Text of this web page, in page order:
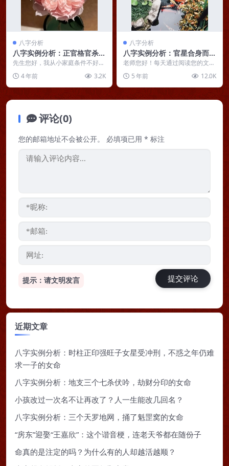
八字分析
八字实例分析：正官格官杀混
杂不见印星，感情错判难斩情
丝
先生您好，我从小家庭条件不好，
学历，但是工作不好，...
4 年前 3.2K
八字分析
八字实例分析：官星合身而身
弱的正官格男命，职场压力重
重
老师您好！每天通过阅读您的文
解。人生既然是一场修行，...
5 年前 12.0K
评论(0)
提示：请文明发言
您的邮箱地址不会被公开。 必填项已用 * 标注
近期文章
八字实例分析：时柱正印强旺子女星受冲刑，不惑之年仍难
求一子的女命
八字实例分析：地支三个七杀伏吟，劫财分印的女命
小孩改过一次名不让再改了？人一生能改几回名？
八字实例分析：三个天罗地网，捅了魁罡窝的女命
“房东”迎娶“王嘉欣”：这个谐音梗，连老天爷都在随份子
命真的是注定的吗？为什么有的人却越活越顺？